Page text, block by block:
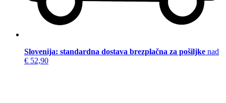
Slovenija: standardna dostava brezplačna za pošiljke nad
€ 52,90